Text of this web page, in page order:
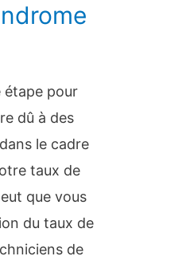
étape pour
dû à des
le cadre
taux de
que vous
du taux de
de